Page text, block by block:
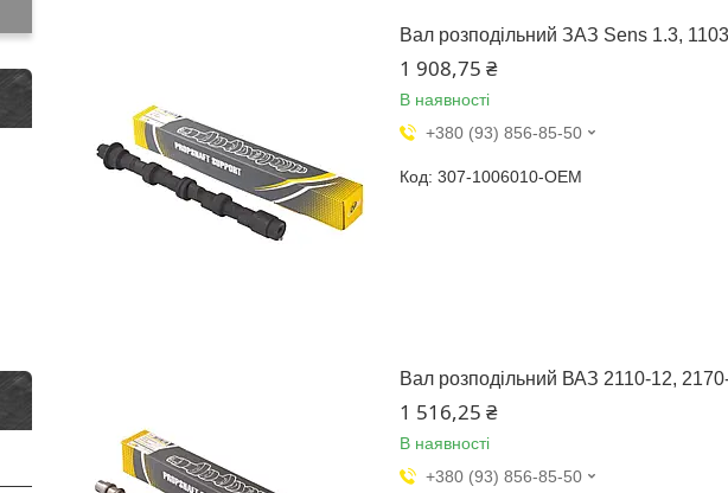
Вал розподільний ЗАЗ Sens 1.3,
1 908,75 ₴
В наявності
+380 (93) 856-85-50
307-1006010-OEM
Вал розподільний ВАЗ 2110-12,
1 516,25 ₴
В наявності
+380 (93) 856-85-50